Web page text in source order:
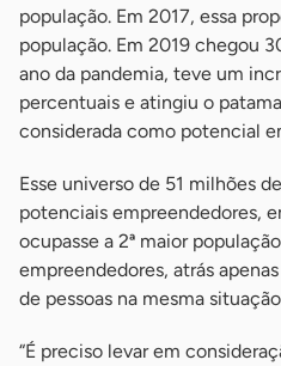
população. Em 2017, essa
população. Em 2019 chegou
ano da pandemia, teve um
percentuais e atingiu o
considerada como potencial
Esse universo de 51 milhões
potenciais empreendedores,
ocupasse a 2ª maior
empreendedores, atrás
de pessoas na mesma
“É preciso levar em